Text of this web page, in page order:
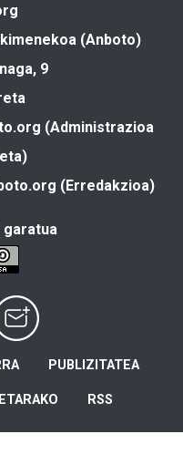
(Anboto)
9
(Administrazioa
(Erredakzioa)
garatua
PUBLIZITATEA
RSS